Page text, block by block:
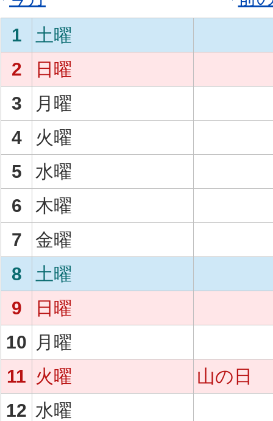
1
土曜
2
日曜
3
月曜
4
火曜
5
水曜
6
木曜
7
金曜
8
土曜
9
日曜
10
月曜
11 火曜
山の日
12 水曜